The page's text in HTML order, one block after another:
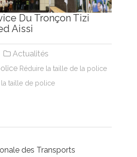
Du Tronçon Tizi
Aissi
Actualités
Réduire la taille de la police
taille de police
des Transports